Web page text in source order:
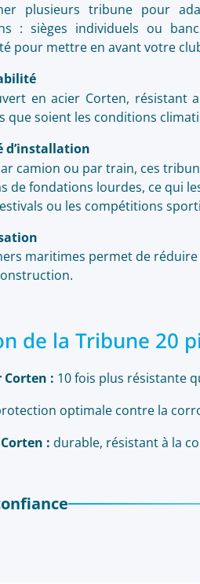
plusieurs tribune pour
: sièges individuels ou
pour mettre en avant votre
en acier Corten, résistant
que soient les conditions
d’installation
camion ou par train, ces
de fondations lourdes, ce qui
ou les compétitions
maritimes permet de
de la Tribune 20
: 10 fois plus résistante
optimale contre la
: durable, résistant à la